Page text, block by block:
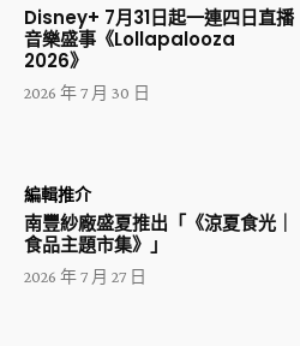
Disney+ 7月31日起一連四日直播
音樂盛事《Lollapalooza
2026》
2026 年 7 月 30 日
編輯推介
南豐紗廠盛夏推出「《涼夏食光｜
食品主題市集》」
2026 年 7 月 27 日